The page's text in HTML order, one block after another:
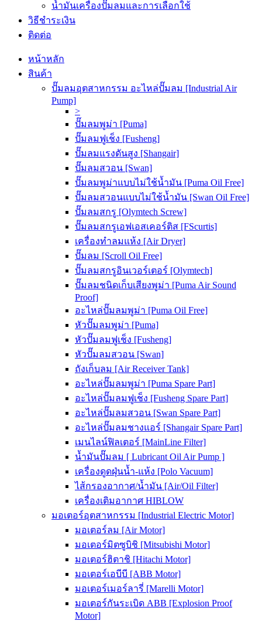
น้ำมันเครื่องปั๊มลมและการเลือกใช้
วิธีชำระเงิน
ติดต่อ
หน้าหลัก
สินค้า
ปั๊มลมอุตสาหกรรม อะไหล่ปั๊มลม [Industrial Air
Pump]
>
ปั๊มลมพูม่า [Puma]
ปั๊มลมฟูเช็ง [Fusheng]
ปั๊มลมแรงดันสูง [Shangair]
ปั๊มลมสวอน [Swan]
ปั๊มลมพูม่าแบบไม่ใช้น้ำมัน [Puma Oil Free]
ปั๊มลมสวอนแบบไม่ใช้น้ำมัน [Swan Oil Free]
ปั๊มลมสกรู [Olymtech Screw]
ปั๊มลมสกรูเอฟเอสเคอร์ติส [FScurtis]
เครื่องทำลมแห้ง [Air Dryer]
ปั๊มลม [Scroll Oil Free]
ปั๊มลมสกรูอินเวอร์เตอร์ [Olymtech]
ปั๊มลมชนิดเก็บเสียงพูม่า [Puma Air Sound
Proof]
อะไหล่ปั๊มลมพูม่า [Puma Oil Free]
หัวปั๊มลมพูม่า [Puma]
หัวปั๊มลมฟูเช็ง [Fusheng]
หัวปั๊มลมสวอน [Swan]
ถังเก็บลม [Air Receiver Tank]
อะไหล่ปั๊มลมพูม่า [Puma Spare Part]
อะไหล่ปั๊มลมฟูเช็ง [Fusheng Spare Part]
อะไหล่ปั๊มลมสวอน [Swan Spare Part]
อะไหล่ปั๊มลมชางแอร์ [Shangair Spare Part]
เมนไลน์ฟิลเตอร์ [MainLine Filter]
น้ำมันปั๊มลม [ Lubricant Oil Air Pump ]
เครื่องดูดฝุ่นน้ำ-แห้ง [Polo Vacuum]
ไส้กรองอากาศ/น้ำมัน [Air/Oil Filter]
เครื่องเติมอากาศ HIBLOW
มอเตอร์อุตสาหกรรม [Industrial Electric Motor]
มอเตอร์ลม [Air Motor]
มอเตอร์มิตซูบิชิ [Mitsubishi Motor]
มอเตอร์ฮิตาชิ [Hitachi Motor]
มอเตอร์เอบีบี [ABB Motor]
มอเตอร์เมอร์ลารี่ [Marelli Motor]
มอเตอร์กันระเบิด ABB [Explosion Proof
Motor]